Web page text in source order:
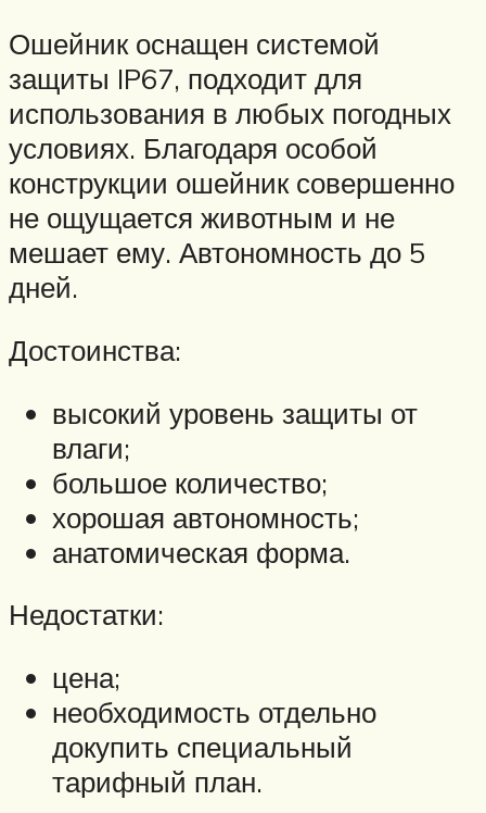
Ошейник оснащен системой
защиты IP67, подходит для
использования в любых погодных
условиях. Благодаря особой
конструкции ошейник совершенно
не ощущается животным и не
мешает ему. Автономность до 5
дней.
Достоинства:
высокий уровень защиты от
влаги;
большое количество;
хорошая автономность;
анатомическая форма.
Недостатки:
цена;
необходимость отдельно
докупить специальный
тарифный план.